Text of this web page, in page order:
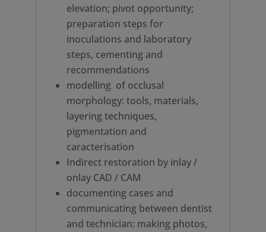
elevation; pivot opportunity;
preparation steps for
inoculations and laboratory
steps, cementing and
recommendations
modelling of occlusal
morphology: tools, materials,
layering techniques,
pigmentation and
caracterisation
Indirect restoration by inlay /
onlay CAD / CAM
documenting cases and
communicating between dentist
and technician: making photos,